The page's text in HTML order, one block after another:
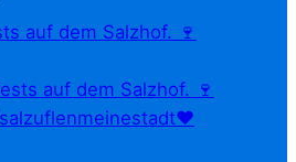
auf dem Salzhof. 🍷